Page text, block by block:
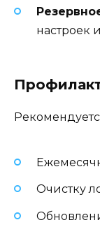
настроек
Очистку